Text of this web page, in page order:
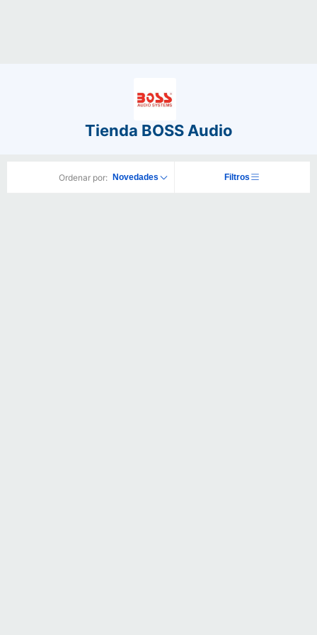
Tienda BOSS Audio
Ordenar por: Novedades Filtros